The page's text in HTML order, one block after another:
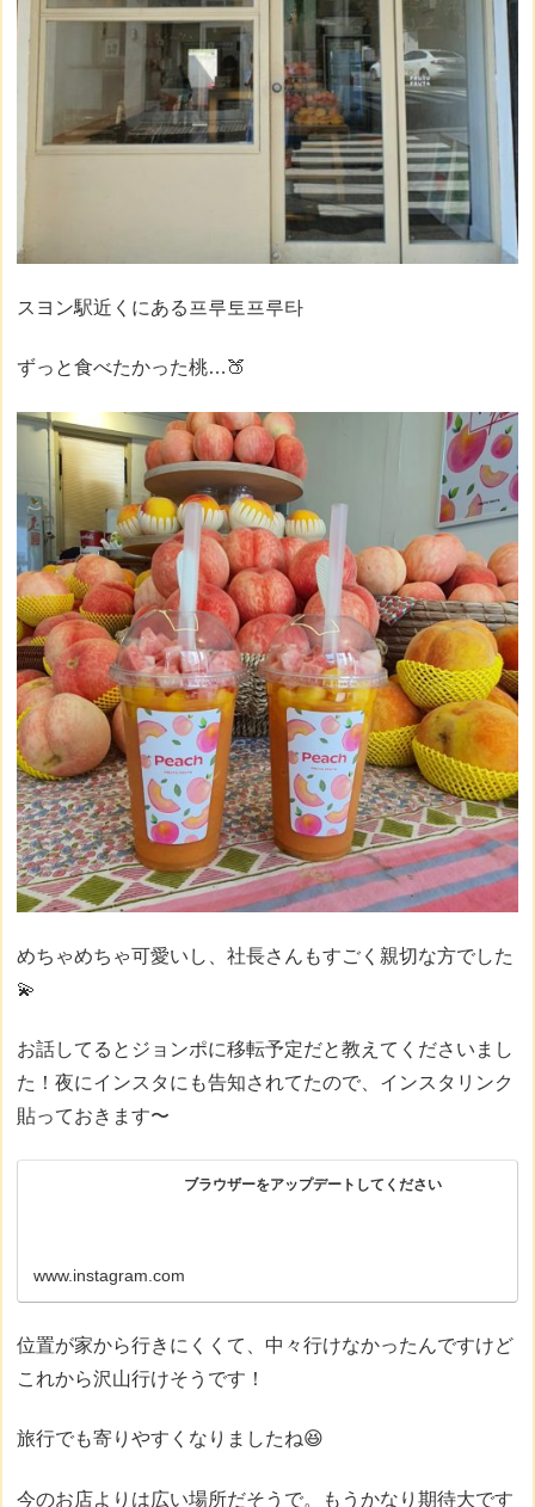
スヨン駅近くにある프루토프루타
ずっと食べたかった桃…🍑
めちゃめちゃ可愛いし、社長さんもすごく親切な方でした
💫
お話してるとジョンポに移転予定だと教えてくださいまし
た！夜にインスタにも告知されてたので、インスタリンク
貼っておきます〜
ブラウザーをアップデートしてください
www.instagram.com
位置が家から行きにくくて、中々行けなかったんですけど
これから沢山行けそうです！
旅行でも寄りやすくなりましたね😆
今のお店よりは広い場所だそうで。もうかなり期待大です